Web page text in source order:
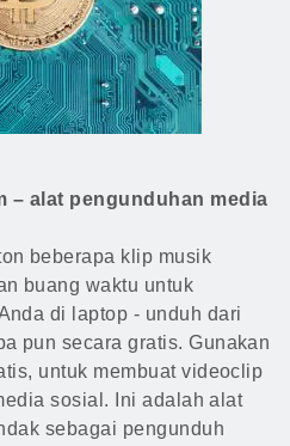
– alat pengunduhan media
beberapa klip musik
buang waktu untuk
di laptop - unduh dari
pun secara gratis. Gunakan
untuk membuat videoclip
sosial. Ini adalah alat
sebagai pengunduh